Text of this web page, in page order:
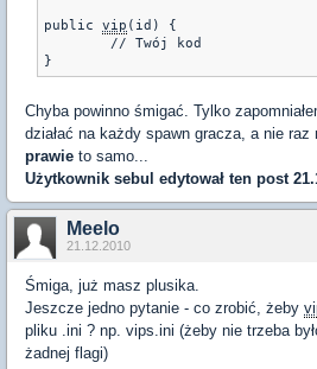
public vip (id) {
	// Twój kod
Chyba powinno śmigać. Tylko
działać na każdy spawn gracza, a nie
prawie to samo...
Użytkownik sebul edytował ten post
Meelo
21.12.2010
Śmiga, już masz plusika.
Jeszcze jedno pytanie - co zrobić, żeby
pliku .ini ? np. vips.ini (żeby nie trzeba
żadnej flagi)